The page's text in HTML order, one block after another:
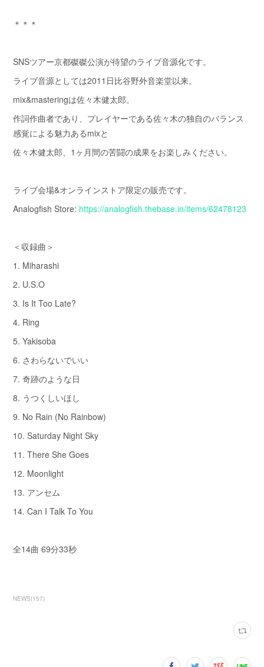
＊＊＊
SNSツアー京都磔磔公演が待望のライブ音源化です。
ライブ音源としては2011日比谷野外音楽堂以来。
mix&masteringは佐々木健太郎。
作詞作曲者であり、プレイヤーである佐々木の独自のバランス
感覚による魅力あるmixと
佐々木健太郎、1ヶ月間の苦闘の成果をお楽しみください。
ライブ会場&オンラインストア限定の販売です。
Analogfish Store: https://analogfish.thebase.in/items/62478123
＜収録曲＞
1. Miharashi
2. U.S.O
3. Is It Too Late?
4. Ring
5. Yakisoba
6. さわらないでいい
7. 奇跡のような日
8. うつくしいほし
9. No Rain (No Rainbow)
10. Saturday Night Sky
11. There She Goes
12. Moonlight
13. アンセム
14. Can I Talk To You
全14曲 69分33秒
NEWS(157)